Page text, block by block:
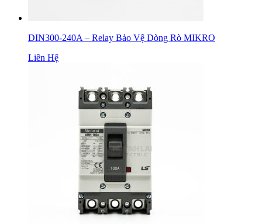
DIN300-240A – Relay Bảo Vệ Dòng Rò MIKRO
Liên Hệ